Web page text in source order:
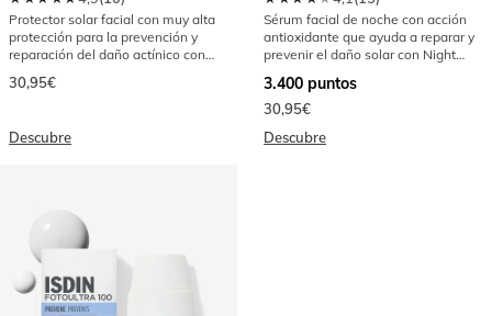
Protector solar facial con muy alta
protección para la prevención y
reparación del daño actínico con
30,95€
Descubre
Sérum facial de noche con acción
antioxidante que ayuda a reparar y
prevenir el daño solar con Night
3.400 puntos
30,95€
Descubre